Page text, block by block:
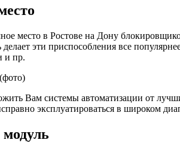
место в Ростове на Дону
делает эти приспособления все
и пр.
Вам системы автоматизации от
эксплуатироваться в широком